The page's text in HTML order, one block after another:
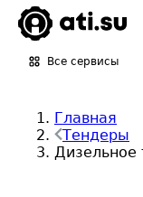
Все сервисы
Главная
Тендеры
Дизельное